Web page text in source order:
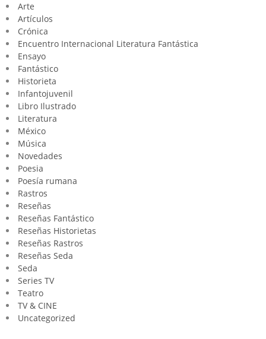
Arte
Artículos
Crónica
Encuentro Internacional Literatura Fantástica
Ensayo
Fantástico
Historieta
Infantojuvenil
Libro Ilustrado
Literatura
México
Música
Novedades
Poesia
Poesía rumana
Rastros
Reseñas
Reseñas Fantástico
Reseñas Historietas
Reseñas Rastros
Reseñas Seda
Seda
Series TV
Teatro
TV & CINE
Uncategorized